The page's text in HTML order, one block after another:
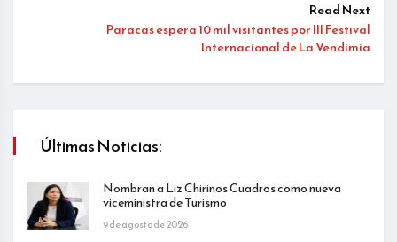
Read Next
Paracas espera 10 mil visitantes por III Festival
Internacional de La Vendimia
Últimas Noticias:
Nombran a Liz Chirinos Cuadros como nueva
viceministra de Turismo
9 de agosto de 2026